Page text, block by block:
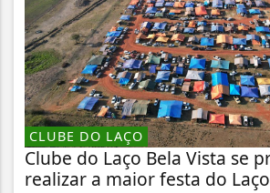
CLUBE DO LAÇO
Clube do Laço Bela Vista se
realizar a maior festa do